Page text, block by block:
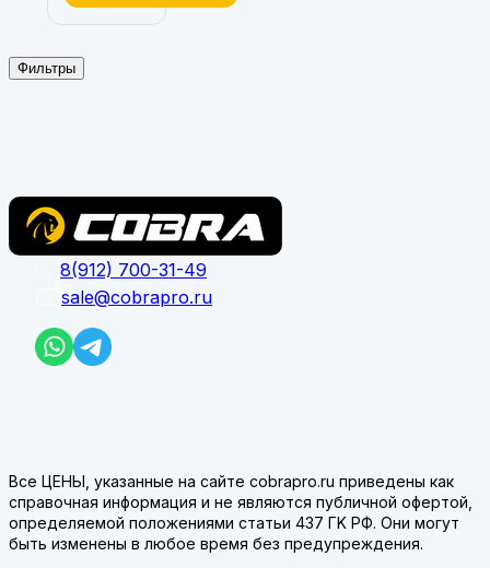
Фильтры
8(912) 700-31-49
sale@cobrapro.ru
Все ЦЕНЫ, указанные на сайте cobrapro.ru приведены как
справочная информация и не являются публичной офертой,
определяемой положениями статьи 437 ГK РФ. Они могут
быть изменены в любое время без предупреждения.